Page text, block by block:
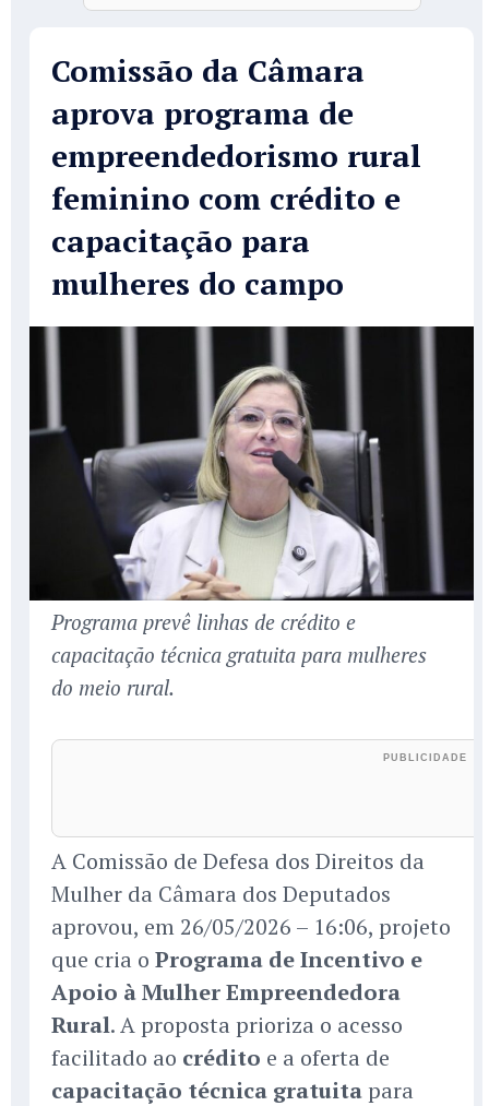
Comissão da Câmara
aprova programa de
empreendedorismo rural
feminino com crédito e
capacitação para
mulheres do campo
Programa prevê linhas de crédito e
capacitação técnica gratuita para mulheres
do meio rural.
A Comissão de Defesa dos Direitos da
Mulher da Câmara dos Deputados
aprovou, em 26/05/2026 – 16:06, projeto
que cria o Programa de Incentivo e
Apoio à Mulher Empreendedora
Rural. A proposta prioriza o acesso
facilitado ao crédito e a oferta de
capacitação técnica gratuita para